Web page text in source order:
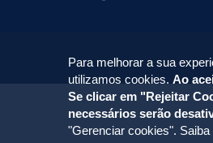
Para melhorar a sua
utilizamos cookies. Ao
Se clicar em "Rejeitar
necessários serão
"Gerenciar cookies".